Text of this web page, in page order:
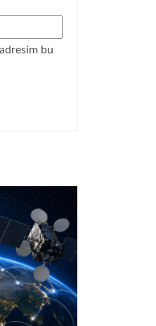
bu